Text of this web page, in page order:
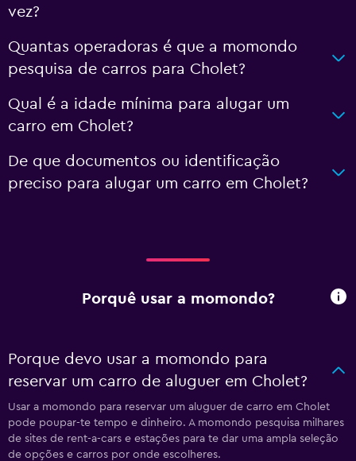
vez?
Quantas operadoras é que a momondo
pesquisa de carros para Cholet?
Qual é a idade mínima para alugar um
carro em Cholet?
De que documentos ou identificação
preciso para alugar um carro em Cholet?
Porquê usar a momondo?
Porque devo usar a momondo para
reservar um carro de aluguer em Cholet?
Usar a momondo para reservar um aluguer de carro em Cholet
pode poupar-te tempo e dinheiro. A momondo pesquisa milhares
de sites de rent-a-cars e estações para te dar uma ampla seleção
de opções e carros por onde escolheres.